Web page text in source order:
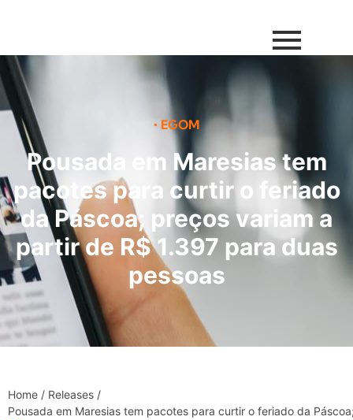
• EGOM
Pousada em Maresias tem
pacotes para curtir o feriado
da Páscoa; preços variam a
partir de R$ 1.397 para duas
pessoas
Home / Releases /
Pousada em Maresias tem pacotes para curtir o feriado da